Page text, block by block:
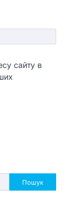
сайту в
Пошук